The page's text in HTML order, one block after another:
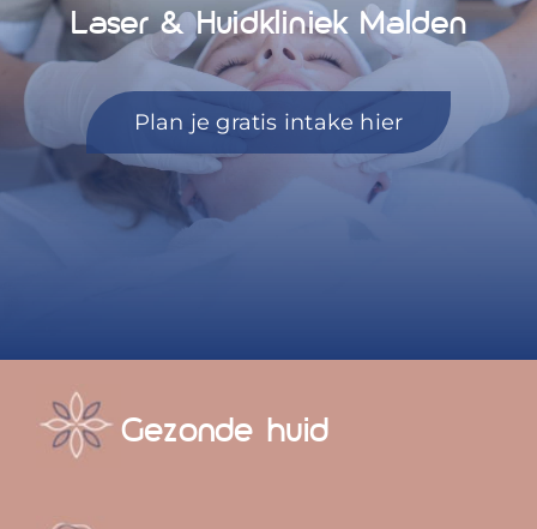
Blog
Mijn account
Afspraak maken
Laser & Huidkliniek Malden
Plan je gratis intake hier
Gezonde huid